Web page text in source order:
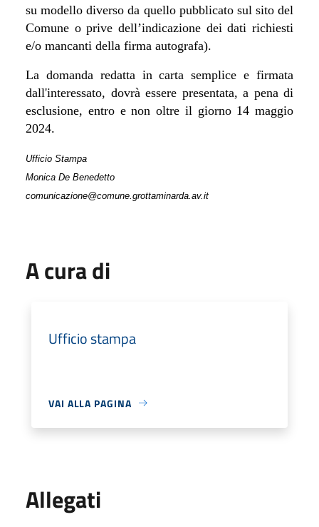
su modello diverso da quello pubblicato sul sito del
Comune o prive dell’indicazione dei dati richiesti
e/o mancanti della firma autografa).
La domanda redatta in carta semplice e firmata
dall'interessato, dovrà essere presentata, a pena di
esclusione, entro e non oltre il giorno 14 maggio
2024.
Ufficio Stampa
Monica De Benedetto
comunicazione@comune.grottaminarda.av.it
A cura di
Ufficio stampa
VAI ALLA PAGINA
Allegati